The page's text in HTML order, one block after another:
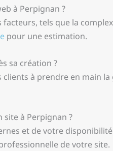
à Perpignan ?
tels que la
pour une estimation.
sa création ?
à prendre en main
site à Perpignan ?
et de votre
de votre site.